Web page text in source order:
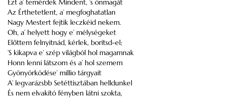
Ezt a’ temérdek Mindent, ’s önmagát
Az Érthetetlent, a’ megfoghatatlan
Nagy Mestert fejtik leczkéid nekem.
Oh, a’ helyett hogy e’ mélységeket
Előttem felnyitnád, kérlek, borítsd-el;
’S kikapva e’ szép világból hol magamnak
Honn lenni látszom és a’ hol szemem
Gyönyörködése’ millio tárgyait
A’ legvarázsbb Setéttisztában helldunkel
És nem elvakító fényben látni szokta,